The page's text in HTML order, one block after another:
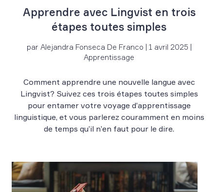
Apprendre avec Lingvist en trois
étapes toutes simples
par Alejandra Fonseca De Franco | 1 avril 2025 |
Apprentissage
Comment apprendre une nouvelle langue avec
Lingvist? Suivez ces trois étapes toutes simples
pour entamer votre voyage d’apprentissage
linguistique, et vous parlerez couramment en moins
de temps qu’il n’en faut pour le dire.